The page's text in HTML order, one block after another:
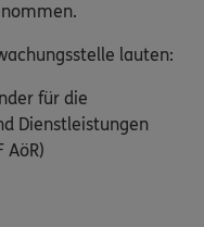
lauten:
für die
Dienstleistungen
AöR)